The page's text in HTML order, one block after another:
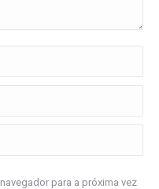
para a próxima vez